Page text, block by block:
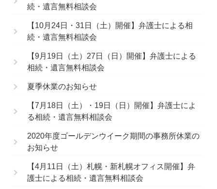
続・遺言無料相談会
【10月24日・31日（土）開催】弁護士による相
続・遺言無料相談会
【9月19日（土）27日（日）開催】弁護士による
相続・遺言無料相談会
夏季休業のお知らせ
【7月18日（土）・19日（日）開催】弁護士によ
る相続・遺言無料相談会
2020年度ゴールデンウイーク期間の事務所休業の
お知らせ
【4月11日（土）札幌・新札幌オフィス開催】弁
護士による相続・遺言無料相談会